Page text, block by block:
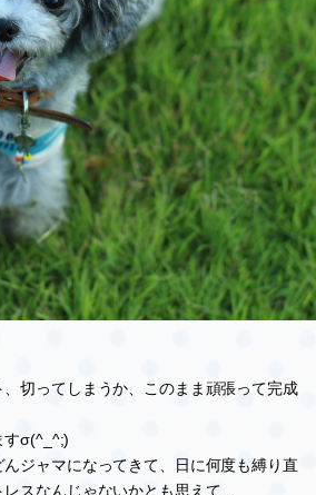
切ってしまうか、このまま頑張って完成
すσ(^_^;)
ジャマになってきて、日に何度も縛り直
レスなんじゃないかとも思えて…